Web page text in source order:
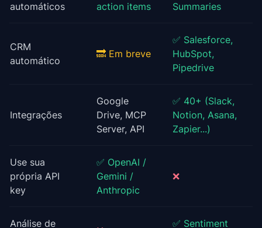
automáticos
action items
Summaries
CRM
automático
🔜 Em breve
✅ Salesforce,
HubSpot,
Pipedrive
Integrações
Google
Drive, MCP
Server, API
✅ 40+ (Slack,
Notion, Asana,
Zapier...)
Use sua
própria API
key
✅ OpenAI /
Gemini /
Anthropic
❌
Análise de
✅ Sentiment